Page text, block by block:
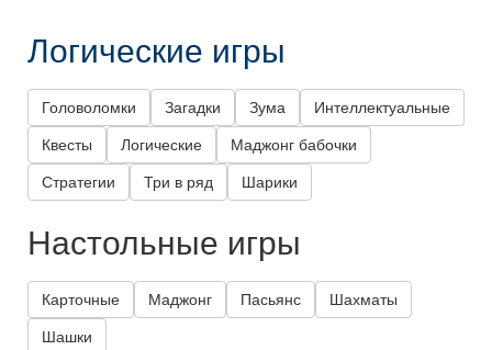
Логические игры
Головоломки Загадки Зума Интеллектуальные
Квесты Логические Маджонг бабочки
Стратегии Три в ряд Шарики
Настольные игры
Карточные Маджонг Пасьянс Шахматы
Шашки